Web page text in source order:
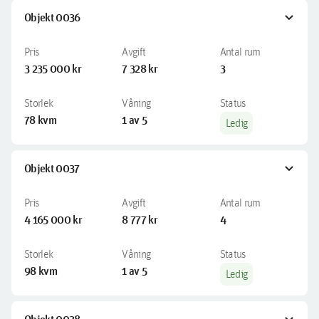
Objekt 0036
3 235 000 kr 7 328 kr 3
78 kvm 1 av 5 Ledig
expand_more
Objekt 0037
4 165 000 kr 8 777 kr 4
98 kvm 1 av 5 Ledig
expand_more